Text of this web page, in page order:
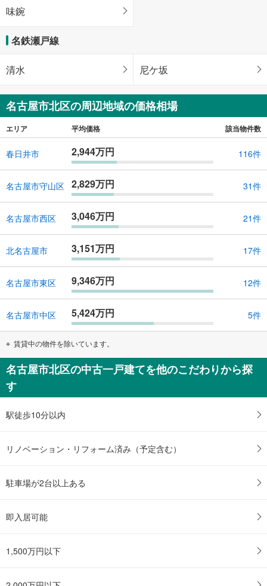
味鋺
名鉄瀬戸線
清水 尼ケ坂
名古屋市北区の周辺地域の価格相場
エリア 平均価格 該当物件数
春日井市 2,944万円 116件
名古屋市守山区 2,829万円 31件
名古屋市西区 3,046万円 21件
北名古屋市 3,151万円 17件
名古屋市東区 9,346万円 12件
名古屋市中区 5,424万円 5件
賃貸中の物件を除いています。
名古屋市北区の中古一戸建てを他のこだわりから探
す
駅徒歩10分以内
リノベーション・リフォーム済み（予定含む）
駐車場が2台以上ある
即入居可能
1,500万円以下